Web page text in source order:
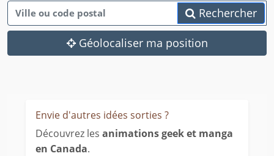
Rechercher
Géolocaliser ma position
Envie d'autres idées sorties ?
Découvrez les animations geek et manga
en Canada.